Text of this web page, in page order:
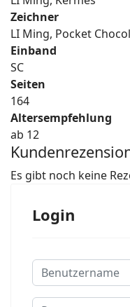
Zeichner
LI Ming, Pocket
Einband
SC
Seiten
164
Altersempfehlung
ab 12
Es gibt noch keine
Login
Benutzername